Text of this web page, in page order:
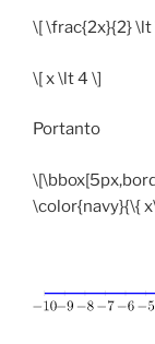
\[ \frac{2x}{2} \lt
\[ x \lt 4 \]
Portanto
\color{navy}{\{